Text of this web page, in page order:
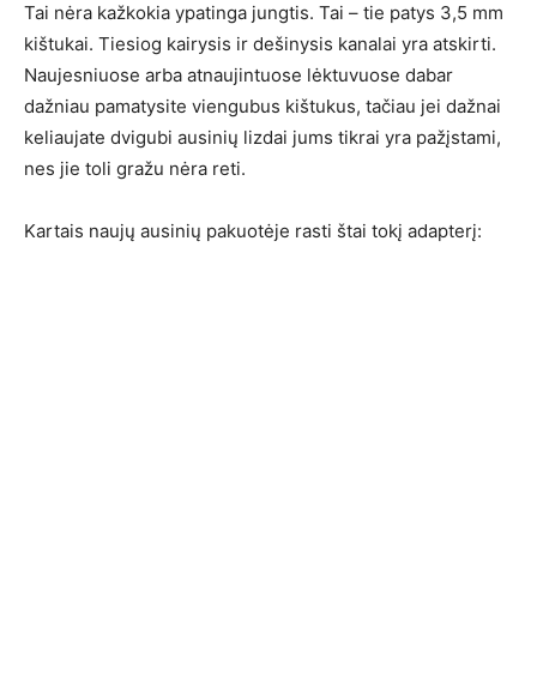
Tai nėra kažkokia ypatinga jungtis. Tai – tie patys 3,5 mm
kištukai. Tiesiog kairysis ir dešinysis kanalai yra atskirti.
Naujesniuose arba atnaujintuose lėktuvuose dabar
dažniau pamatysite viengubus kištukus, tačiau jei dažnai
keliaujate dvigubi ausinių lizdai jums tikrai yra pažįstami,
nes jie toli gražu nėra reti.
Kartais naujų ausinių pakuotėje rasti štai tokį adapterį: